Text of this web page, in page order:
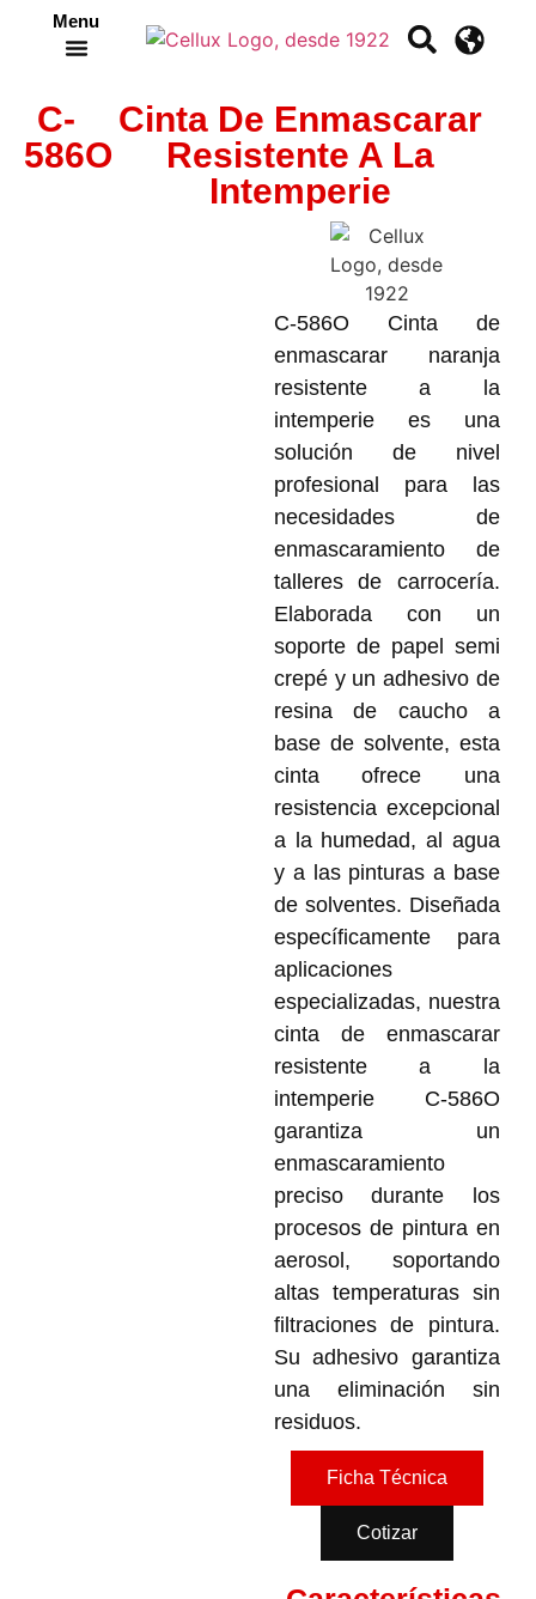
Menu
C-
586O
Cinta De Enmascarar
Resistente A La
Intemperie
C-586O Cinta de
enmascarar naranja
resistente a la
intemperie es una
solución de nivel
profesional para las
necesidades de
enmascaramiento de
talleres de carrocería.
Elaborada con un
soporte de papel semi
crepé y un adhesivo de
resina de caucho a
base de solvente, esta
cinta ofrece una
resistencia excepcional
a la humedad, al agua
y a las pinturas a base
de solventes. Diseñada
específicamente para
aplicaciones
especializadas, nuestra
cinta de enmascarar
resistente a la
intemperie C-586O
garantiza un
enmascaramiento
preciso durante los
procesos de pintura en
aerosol, soportando
altas temperaturas sin
filtraciones de pintura.
Su adhesivo garantiza
una eliminación sin
residuos.
Ficha Técnica
Cotizar